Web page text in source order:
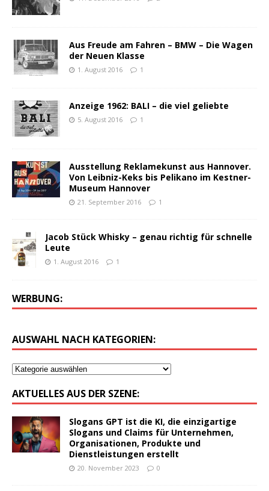
Aus Freude am Fahren – BMW – Die Wagen
der Neuen Klasse
1. August 2016 1
Anzeige 1962: BALI – die viel geliebte
5. August 2016 1
Ausstellung Reklamekunst aus Hannover.
Von Leibniz-Keks bis Pelikano im Kestner-
Museum Hannover
21. September 2016 1
Jacob Stück Whisky – genau richtig für schnelle
Leute
1. August 2016 1
WERBUNG:
AUSWAHL NACH KATEGORIEN:
AKTUELLES AUS DER SZENE:
Slogans GPT ist die KI, die einzigartige
Slogans und Claims für Unternehmen,
Organisationen, Produkte und
Dienstleistungen erstellt
20. November 2023 0